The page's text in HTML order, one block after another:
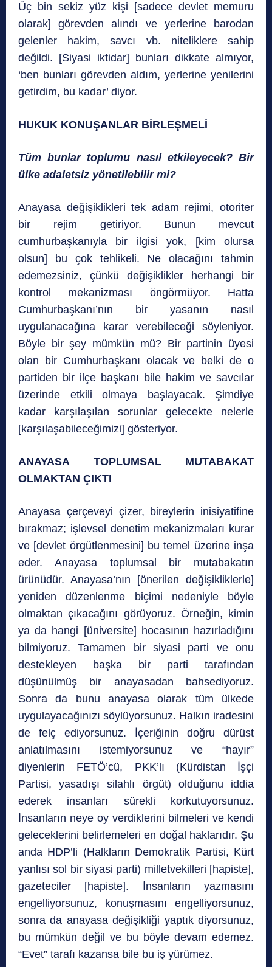
Üç bin sekiz yüz kişi [sadece devlet memuru
olarak] görevden alındı ve yerlerine barodan
gelenler hakim, savcı vb. niteliklere sahip
değildi. [Siyasi iktidar] bunları dikkate almıyor,
‘ben bunları görevden aldım, yerlerine yenilerini
getirdim, bu kadar’ diyor.
HUKUK KONUŞANLAR BİRLEŞMELİ
Tüm bunlar toplumu nasıl etkileyecek? Bir
ülke adaletsiz yönetilebilir mi?
Anayasa değişiklikleri tek adam rejimi, otoriter
bir rejim getiriyor. Bunun mevcut
cumhurbaşkanıyla bir ilgisi yok, [kim olursa
olsun] bu çok tehlikeli. Ne olacağını tahmin
edemezsiniz, çünkü değişiklikler herhangi bir
kontrol mekanizması öngörmüyor. Hatta
Cumhurbaşkanı’nın bir yasanın nasıl
uygulanacağına karar verebileceği söyleniyor.
Böyle bir şey mümkün mü? Bir partinin üyesi
olan bir Cumhurbaşkanı olacak ve belki de o
partiden bir ilçe başkanı bile hakim ve savcılar
üzerinde etkili olmaya başlayacak. Şimdiye
kadar karşılaşılan sorunlar gelecekte nelerle
[karşılaşabileceğimizi] gösteriyor.
ANAYASA TOPLUMSAL MUTABAKAT
OLMAKTAN ÇIKTI
Anayasa çerçeveyi çizer, bireylerin inisiyatifine
bırakmaz; işlevsel denetim mekanizmaları kurar
ve [devlet örgütlenmesini] bu temel üzerine inşa
eder. Anayasa toplumsal bir mutabakatın
ürünüdür. Anayasa’nın [önerilen değişikliklerle]
yeniden düzenlenme biçimi nedeniyle böyle
olmaktan çıkacağını görüyoruz. Örneğin, kimin
ya da hangi [üniversite] hocasının hazırladığını
bilmiyoruz. Tamamen bir siyasi parti ve onu
destekleyen başka bir parti tarafından
düşünülmüş bir anayasadan bahsediyoruz.
Sonra da bunu anayasa olarak tüm ülkede
uygulayacağınızı söylüyorsunuz. Halkın iradesini
de felç ediyorsunuz. İçeriğinin doğru dürüst
anlatılmasını istemiyorsunuz ve “hayır”
diyenlerin FETÖ’cü, PKK’lı (Kürdistan İşçi
Partisi, yasadışı silahlı örgüt) olduğunu iddia
ederek insanları sürekli korkutuyorsunuz.
İnsanların neye oy verdiklerini bilmeleri ve kendi
geleceklerini belirlemeleri en doğal haklarıdır. Şu
anda HDP’li (Halkların Demokratik Partisi, Kürt
yanlısı sol bir siyasi parti) milletvekilleri [hapiste],
gazeteciler [hapiste]. İnsanların yazmasını
engelliyorsunuz, konuşmasını engelliyorsunuz,
sonra da anayasa değişikliği yaptık diyorsunuz,
bu mümkün değil ve bu böyle devam edemez.
“Evet” tarafı kazansa bile bu iş yürümez.